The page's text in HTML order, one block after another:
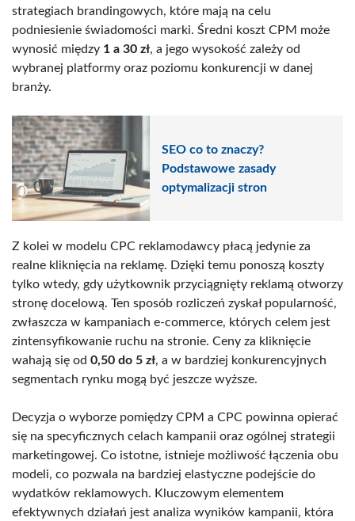
strategiach brandingowych, które mają na celu
podniesienie świadomości marki. Średni koszt CPM może
wynosić między 1 a 30 zł, a jego wysokość zależy od
wybranej platformy oraz poziomu konkurencji w danej
branży.
SEO co to znaczy?
Podstawowe zasady
optymalizacji stron
Z kolei w modelu CPC reklamodawcy płacą jedynie za
realne kliknięcia na reklamę. Dzięki temu ponoszą koszty
tylko wtedy, gdy użytkownik przyciągnięty reklamą otworzy
stronę docelową. Ten sposób rozliczeń zyskał popularność,
zwłaszcza w kampaniach e-commerce, których celem jest
zintensyfikowanie ruchu na stronie. Ceny za kliknięcie
wahają się od 0,50 do 5 zł, a w bardziej konkurencyjnych
segmentach rynku mogą być jeszcze wyższe.
Decyzja o wyborze pomiędzy CPM a CPC powinna opierać
się na specyficznych celach kampanii oraz ogólnej strategii
marketingowej. Co istotne, istnieje możliwość łączenia obu
modeli, co pozwala na bardziej elastyczne podejście do
wydatków reklamowych. Kluczowym elementem
efektywnych działań jest analiza wyników kampanii, która